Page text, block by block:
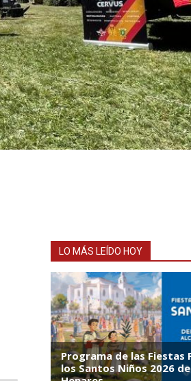
LO MÁS LEÍDO HOY